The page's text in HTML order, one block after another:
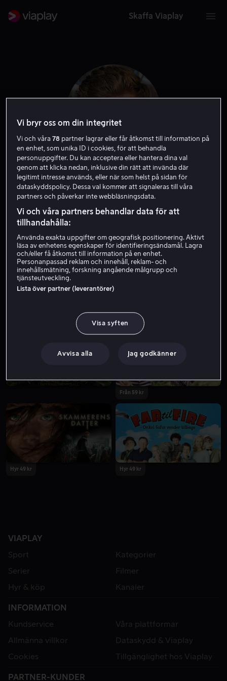
Skaffa Viaplay
Allan Hyde
Skribent Skådespelare
Från 59 kr
Från 59 kr
Hyr 49 kr Hyr 49 kr
VIAPLAY
Sport
Kategorier
Serier
Filmer
Hyr & köp
Kanaler
INFORMATION
Kundservice
Våra plattformar
Allmänna villkor
Dataskydd & Viaplay
Cookies
Tillgänglighet hos Viaplay
PARTNER-KUNDER
Vi bryr oss om din integritet
Vi och våra78 partner lagrar eller får åtkomst till information på
en enhet, som unika ID i cookies, för att behandla
personuppgifter. Du kan acceptera eller hantera dina val
genom att klicka nedan, inklusive din rätt att invända där
legitimt intresse används, eller när som helst på sidan för
dataskyddspolicy. Dessa val kommer att signaleras till våra
partners och påverkar inte webbläsningsdata.
Vi och våra partners behandlar data för att
tillhandahålla:
Använda exakta uppgifter om geografisk positionering. Aktivt
läsa av enhetens egenskaper för identifieringsändamål. Lagra
och/eller få åtkomst till information på en enhet.
Personanpassad reklam och innehåll, reklam- och
innehållsmätning, forskning angående målgrupp och
tjänsteutveckling.
Lista över partner (leverantörer)
Visa syften
Avvisa alla Jag godkänner